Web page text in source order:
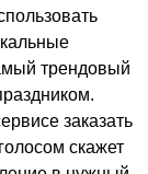
трендовый
заказать
скажет